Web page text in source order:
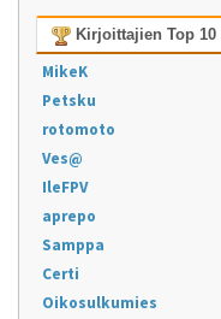
Kirjoittajien Top 10
MikeK
Petsku
rotomoto
Ves@
IleFPV
aprepo
Samppa
Certi
Oikosulkumies